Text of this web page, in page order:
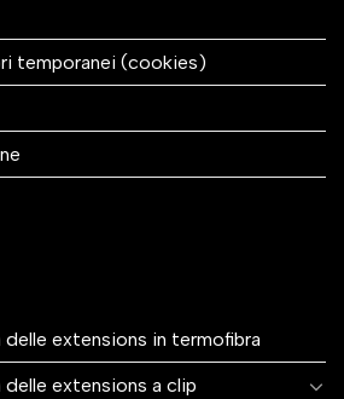
temporanei (cookies)
extensions in termofibra
extensions a clip